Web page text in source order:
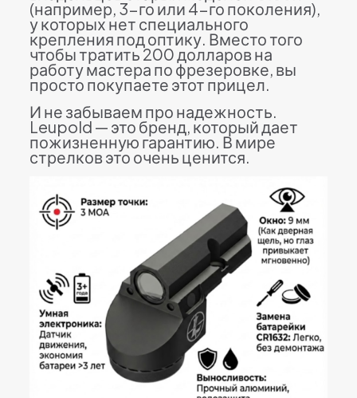
(например, 3-го или 4-го поколения),
у которых нет специального
крепления под оптику. Вместо того
чтобы тратить 200 долларов на
работу мастера по фрезеровке, вы
просто покупаете этот прицел.
И не забываем про надежность.
Leupold — это бренд, который дает
пожизненную гарантию. В мире
стрелков это очень ценится.